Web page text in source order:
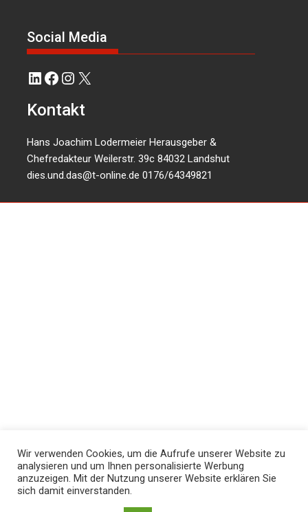
Social Media
LinkedIn
Facebook
Instagram
X
Kontakt
Hans Joachim Lodermeier Herausgeber &
Chefredakteur Weilerstr. 39c 84032 Landshut
dies.und.das@t-online.de 0176/64349821
Wir verwenden Cookies, um die Aufrufe unserer Website zu
analysieren und um Ihnen personalisierte Werbung
anzuzeigen. Mit der Nutzung unserer Website erklären Sie
sich damit einverstanden.